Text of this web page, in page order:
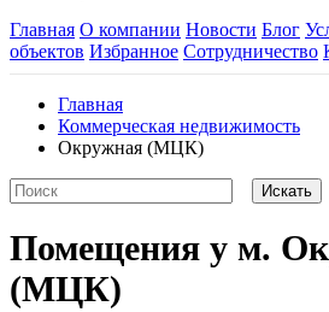
Главная О компании Новости Блог
объектов Избранное Сотрудничество
Главная
Коммерческая недвижимость
Окружная (МЦК)
Помещения у м.
(МЦК)